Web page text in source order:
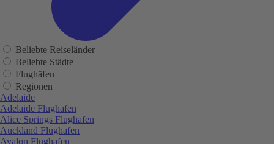
Beliebte Reiseländer
Beliebte Städte
Flughäfen
Regionen
Adelaide
Adelaide Flughafen
Alice Springs Flughafen
Auckland Flughafen
Avalon Flughafen